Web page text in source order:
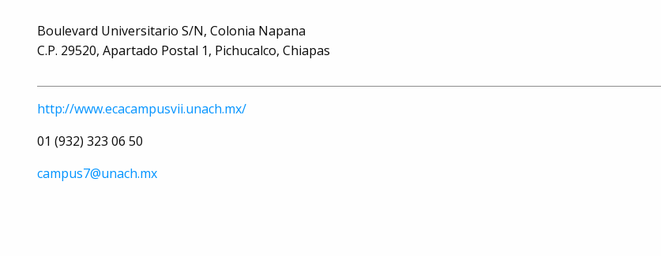
Boulevard Universitario S/N, Colonia Napana
C.P. 29520, Apartado Postal 1, Pichucalco, Chiapas
http://www.ecacampusvii.unach.mx/
01 (932) 323 06 50
campus7@unach.mx